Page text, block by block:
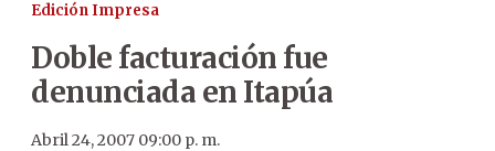
Edición Impresa
Doble facturación fue
denunciada en Itapúa
Abril 24, 2007 09:00 p. m.